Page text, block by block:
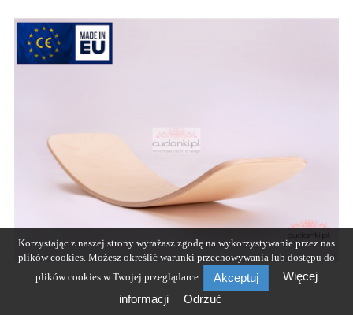
Korzystając z naszej strony wyrażasz zgodę na wykorzystywanie przez nas
plików cookies. Możesz określić warunki przechowywania lub dostępu do
plików cookies w Twojej przeglądarce.
Akceptuj
Więcej
informacji
Odrzuć